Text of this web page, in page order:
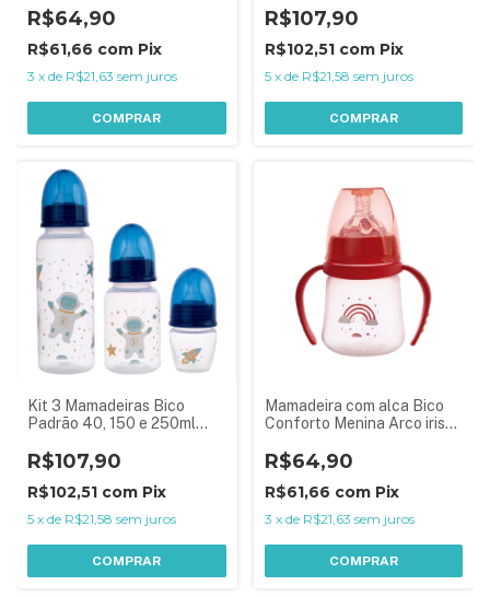
R$64,90
R$61,66 com Pix
3 x de R$21,63 sem juros
COMPRAR
R$107,90
R$102,51 com Pix
5 x de R$21,58 sem juros
COMPRAR
Kit 3 Mamadeiras Bico
Padrão 40, 150 e 250ml
R$107,90
R$102,51 com Pix
5 x de R$21,58 sem juros
COMPRAR
Mamadeira com alca Bico
Conforto Menina Arco iris
R$64,90
R$61,66 com Pix
3 x de R$21,63 sem juros
COMPRAR